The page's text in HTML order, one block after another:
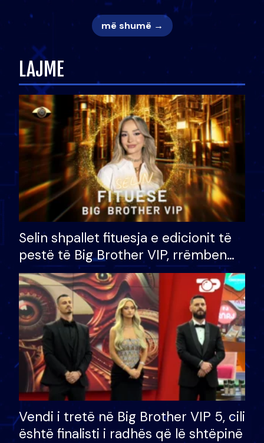
më shumë →
LAJME
Selin shpallet fituesja e edicionit të
pestë të Big Brother VIP, rrëmben
çmimin e madh prej 100 mijë eurosh
Vendi i tretë në Big Brother VIP 5, cili
është finalisti i radhës që lë shtëpinë